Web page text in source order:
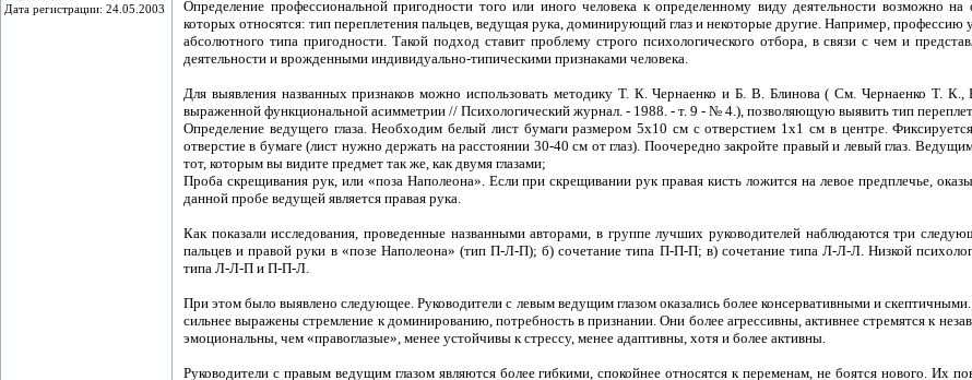
Дата регистрации: 24.05.2003
Определение профессиональной пригодности того или иного человека к определенному виду деятельности возможно
которых относятся: тип переплетения пальцев, ведущая рука, доминирующий глаз и некоторые другие. Например,
абсолютного типа пригодности. Такой подход ставит проблему строго психологического отбора, в связи с чем и
деятельности и врожденными индивидуально-типическими признаками человека.
Для выявления названных признаков можно использовать методику Т. К. Чернаенко и Б. В. Блинова ( См. Чернаенко Т. К.,
выраженной функциональной асимметрии // Психологический журнал. - 1988. - т. 9 - № 4.), позволяющую выявить тип
Определение ведущего глаза. Необходим белый лист бумаги размером 5х10 см с отверстием 1х1 см в центре.
отверстие в бумаге (лист нужно держать на расстоянии 30-40 см от глаз). Поочередно закройте правый и левый глаз.
тот, которым вы видите предмет так же, как двумя глазами;
Проба скрещивания рук, или «поза Наполеона». Если при скрещивании рук правая кисть ложится на левое предплечье,
данной пробе ведущей является правая рука.
Как показали исследования, проведенные названными авторами, в группе лучших руководителей наблюдаются три
пальцев и правой руки в «позе Наполеона» (тип П-Л-П); б) сочетание типа П-П-П; в) сочетание типа Л-Л-Л. Низкой
типа Л-Л-П и П-П-Л.
При этом было выявлено следующее. Руководители с левым ведущим глазом оказались более консервативными и
сильнее выражены стремление к доминированию, потребность в признании. Они более агрессивны, активнее стремятся к
эмоциональны, чем «правоглазые», менее устойчивы к стрессу, менее адаптивны, хотя и более активны.
Руководители с правым ведущим глазом являются более гибкими, спокойнее относятся к переменам, не боятся нового. Их